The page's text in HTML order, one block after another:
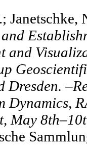
and
Dresden.
Dynamics,
May